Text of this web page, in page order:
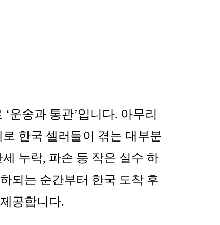
운송과 통관’입니다. 아무리
한국 셀러들이 겪는 대부분
누락, 파손 등 작은 실수 하
되는 순간부터 한국 도착 후
공합니다.